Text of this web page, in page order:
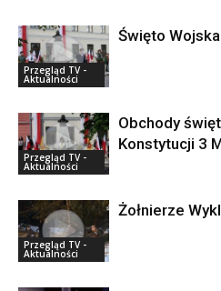
Przegląd TV -
Aktualności
Święto
Przegląd TV -
Aktualności
Obchody
Konstytucji 3
Przegląd TV -
Aktualności
Żołnierze